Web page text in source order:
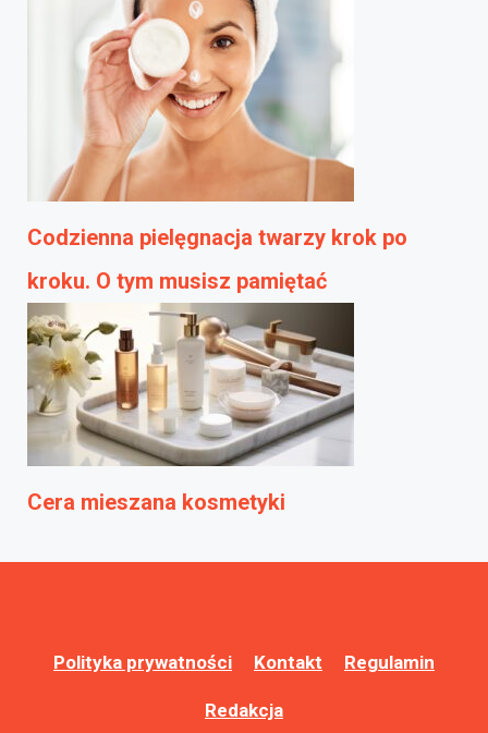
Codzienna pielęgnacja twarzy krok po
kroku. O tym musisz pamiętać
Cera mieszana kosmetyki
Polityka prywatności Kontakt Regulamin
Redakcja